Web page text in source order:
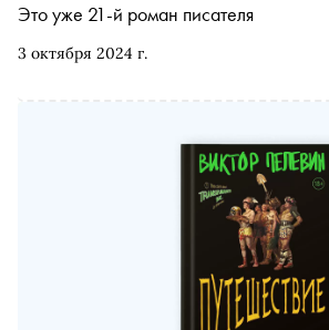
3 октября 2024 г.
Это уже 21-й роман писателя